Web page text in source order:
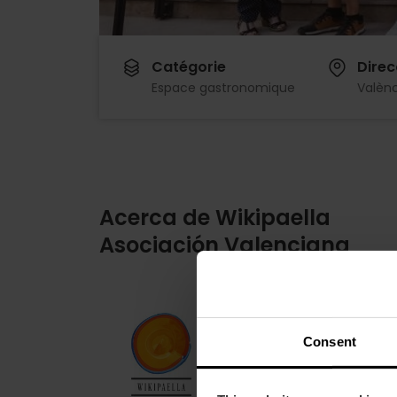
Consent
Catégorie
Espace gastronomique
Acerca de Wikipaella
Asociación Valenciana